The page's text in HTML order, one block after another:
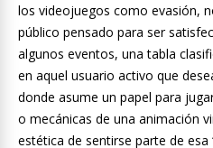
los videojuegos como evasión,
público pensado para ser
algunos eventos, una tabla
en aquel usuario activo que
donde asume un papel para
o mecánicas de una animación
estética de sentirse parte de esa